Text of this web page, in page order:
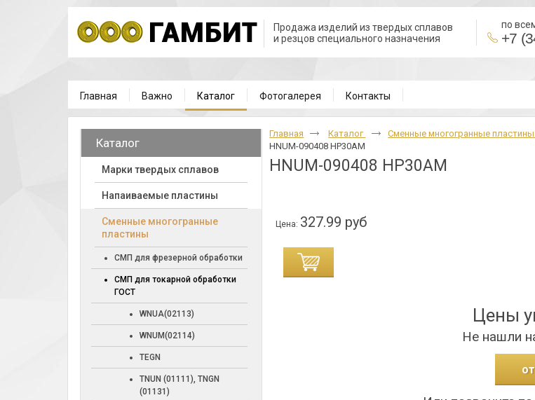
Продажа изделий из твердых сплавов
и резцов специального назначения
по
+7
Главная Важно Каталог Фотогалерея Контакты
Каталог
Марки твердых сплавов
Напаиваемые пластины
Cменные многогранные
пластины
СМП для фрезерной обработки
СМП для токарной обработки
ГОСТ
WNUA(02113)
WNUM(02114)
TEGN
TNUN (01111), TNGN
(01131)
Главная Каталог Cменные многогранные пластины
HNUM-090408 HP30AM
HNUM-090408 HP30AM
Цена: 327.99 руб
Цены
Не нашли